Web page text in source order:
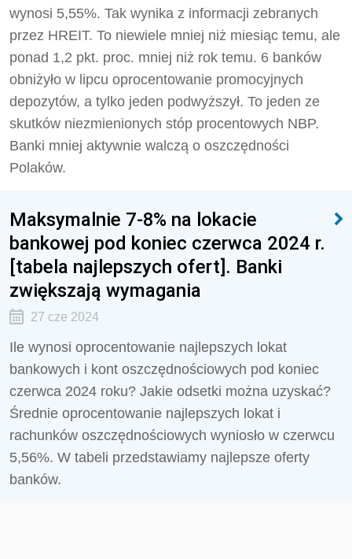
wynosi 5,55%. Tak wynika z informacji zebranych
przez HREIT. To niewiele mniej niż miesiąc temu, ale
ponad 1,2 pkt. proc. mniej niż rok temu. 6 banków
obniżyło w lipcu oprocentowanie promocyjnych
depozytów, a tylko jeden podwyższył. To jeden ze
skutków niezmienionych stóp procentowych NBP.
Banki mniej aktywnie walczą o oszczędności
Polaków.
Maksymalnie 7-8% na lokacie
bankowej pod koniec czerwca 2024 r.
[tabela najlepszych ofert]. Banki
zwiększają wymagania
27 cze 2024
Ile wynosi oprocentowanie najlepszych lokat
bankowych i kont oszczędnościowych pod koniec
czerwca 2024 roku? Jakie odsetki można uzyskać?
Średnie oprocentowanie najlepszych lokat i
rachunków oszczędnościowych wyniosło w czerwcu
5,56%. W tabeli przedstawiamy najlepsze oferty
banków.